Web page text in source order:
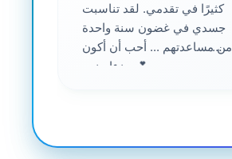
كثيرًا في تقدمي. لقد تناسبت
جسدي في غضون سنة واحدة
من مساعدتهم ... أحب أن أكون
جزءا منهم 💕